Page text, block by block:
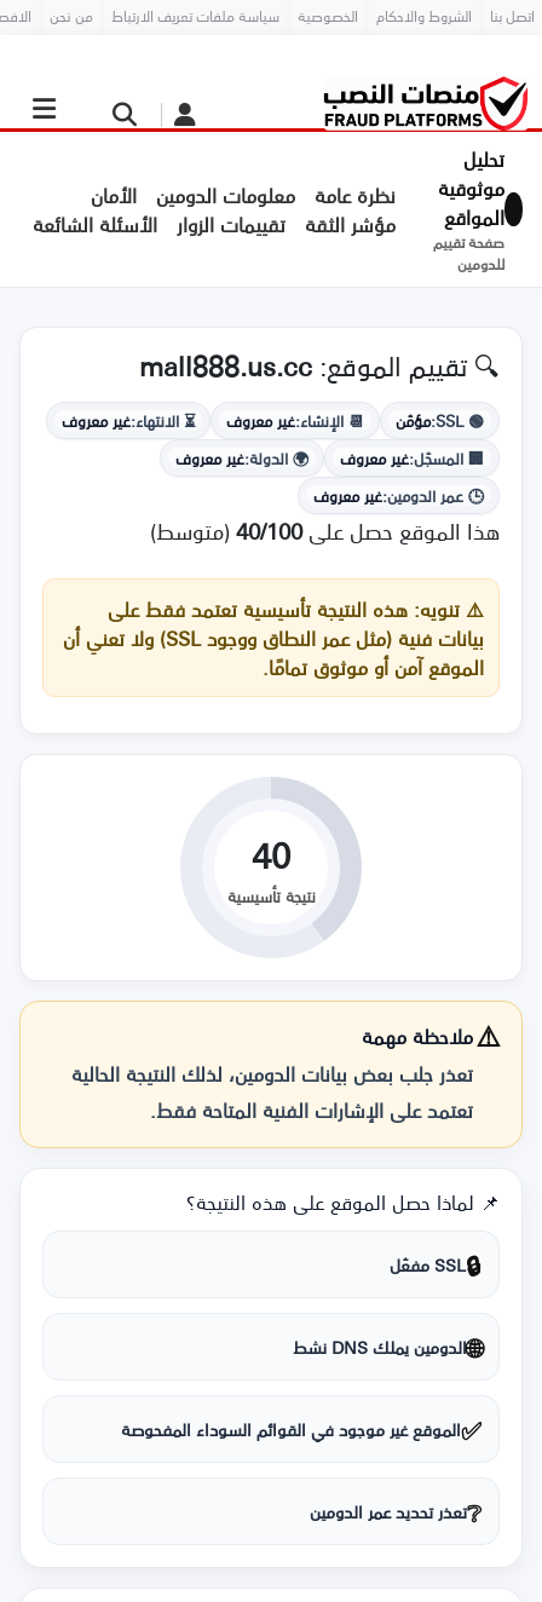
اتصل بنا الشروط والاحكام الخصوصية سياسة ملفات تعريف الارتباط من نحن
تحليل
موثوقية
المواقع
صفحة تقييم
للدومين
نظرة عامة معلومات الدومين الأمان
مؤشر الثقة تقييمات الزوار الأسئلة الشائعة
🔍 تقييم الموقع:mall888.us.cc
🟢 SSL: مؤمّن 📆 الإنشاء:غير معروف ⏳ الانتهاء:غير معروف
🏢 المسجّل:غير معروف 🌍 الدولة:غير معروف
🕒 عمر الدومين:غير معروف
هذا الموقع حصل على40/100(متوسط)
⚠️تنويه: هذه النتيجة تأسيسية تعتمد فقط على
بيانات فنية (مثل عمر النطاق ووجود SSL) ولا تعني أن
الموقع آمن أو موثوق تمامًا.
40
نتيجة تأسيسية
⚠️ملاحظة مهمة
تعذر جلب بعض بيانات الدومين، لذلك النتيجة الحالية
تعتمد على الإشارات الفنية المتاحة فقط.
📌 لماذا حصل الموقع على هذه النتيجة؟
🔒SSL مفعّل
🌐الدومين يملك DNS نشط
✅الموقع غير موجود في القوائم السوداء المفحوصة
❔تعذر تحديد عمر الدومين